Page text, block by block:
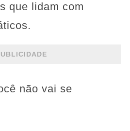
que lidam com
não vai se